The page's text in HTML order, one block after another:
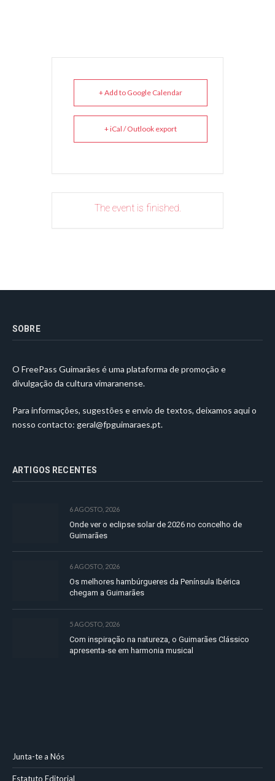
+ Add to Google Calendar
+ iCal / Outlook export
The event is finished.
SOBRE
O FreePass Guimarães é uma plataforma de promoção e
divulgação da cultura vimaranense.
Para informações, sugestões e envio de textos, deixamos aqui o
nosso contacto: geral@fpguimaraes.pt.
ARTIGOS RECENTES
6 AGOSTO, 2026
Onde ver o eclipse solar de 2026 no concelho de
Guimarães
6 AGOSTO, 2026
Os melhores hambúrgueres da Península Ibérica
chegam a Guimarães
5 AGOSTO, 2026
Com inspiração na natureza, o Guimarães Clássico
apresenta-se em harmonia musical
Junta-te a Nós
Estatuto Editorial